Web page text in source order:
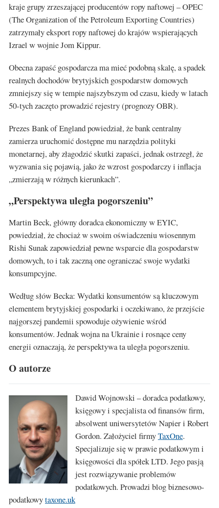
kraje grupy zrzeszającej producentów ropy naftowej – OPEC
(The Organization of the Petroleum Exporting Countries)
zatrzymały eksport ropy naftowej do krajów wspierających
Izrael w wojnie Jom Kippur.
Obecna zapaść gospodarcza ma mieć podobną skalę, a spadek
realnych dochodów brytyjskich gospodarstw domowych
zmniejszy się w tempie najszybszym od czasu, kiedy w latach
50-tych zaczęto prowadzić rejestry (prognozy OBR).
Prezes Bank of England powiedział, że bank centralny
zamierza uruchomić dostępne mu narzędzia polityki
monetarnej, aby złagodzić skutki zapaści, jednak ostrzegł, że
wyzwania się pojawią, jako że wzrost gospodarczy i inflacja
„zmierzają w różnych kierunkach”.
„Perspektywa uległa pogorszeniu”
Martin Beck, główny doradca ekonomiczny w EYIC,
powiedział, że chociaż w swoim oświadczeniu wiosennym
Rishi Sunak zapowiedział pewne wsparcie dla gospodarstw
domowych, to i tak zaczną one ograniczać swoje wydatki
konsumpcyjne.
Według słów Becka: Wydatki konsumentów są kluczowym
elementem brytyjskiej gospodarki i oczekiwano, że przejście
najgorszej pandemii spowoduje ożywienie wśród
konsumentów. Jednak wojna na Ukrainie i rosnące ceny
energii oznaczają, że perspektywa ta uległa pogorszeniu.
O autorze
Dawid Wojnowski – doradca podatkowy,
księgowy i specjalista od finansów firm,
absolwent uniwersytetów Napier i Robert
Gordon. Założyciel firmyTaxOne.
Specjalizuje się w prawie podatkowym i
księgowości dla spółek LTD. Jego pasją
jest rozwiązywanie problemów
podatkowych. Prowadzi blog biznesowo-
podatkowytaxone.uk